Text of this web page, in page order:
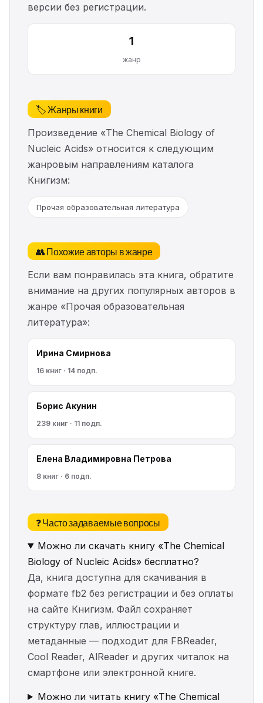
версии без регистрации.
1
жанр
🏷️ Жанры книги
Произведение «The Chemical Biology of
Nucleic Acids» относится к следующим
жанровым направлениям каталога
Книгизм:
Прочая образовательная литература
👥 Похожие авторы в жанре
Если вам понравилась эта книга, обратите
внимание на других популярных авторов в
жанре «Прочая образовательная
литература»:
Ирина Смирнова
16 книг · 14 подп.
Борис Акунин
239 книг · 11 подп.
Елена Владимировна Петрова
8 книг · 6 подп.
❓ Часто задаваемые вопросы
Можно ли скачать книгу «The Chemical
Biology of Nucleic Acids» бесплатно?
Да, книга доступна для скачивания в
формате fb2 без регистрации и без оплаты
на сайте Книгизм. Файл сохраняет
структуру глав, иллюстрации и
метаданные — подходит для FBReader,
Cool Reader, AlReader и других читалок на
смартфоне или электронной книге.
Можно ли читать книгу «The Chemical